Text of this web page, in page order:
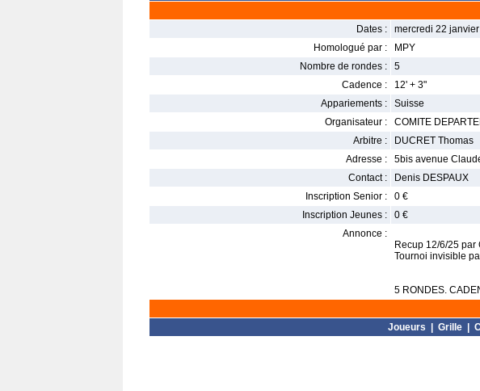
Dates :
mercredi 22
Homologué par :
MPY
Nombre de rondes :
5
Cadence :
12' + 3"
Appariements :
Suisse
Organisateur :
COMITE
Arbitre :
DUCRET Thomas
Adresse :
5bis avenue
Contact :
Denis DESPAUX
Inscription Senior :
0 €
Inscription Jeunes :
0 €
Annonce :
Recup 12/6/25 par
Tournoi invisible
5 RONDES.
Joueurs Grille|